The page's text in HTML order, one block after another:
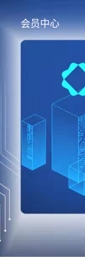
会员中心